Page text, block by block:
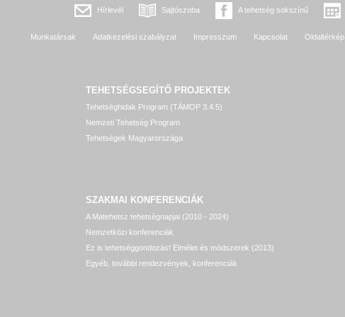
Hírlevél Sajtószoba A tehetség sokszínű
Munkatársak Adatkezelési szabályzat Impresszum Kapcsolat Oldaltérkép
TEHETSÉGSEGÍTŐ PROJEKTEK
Tehetséghidak Program (TÁMOP 3.4.5)
Nemzeti Tehetség Program
Tehetségek Magyarországa
SZAKMAI KONFERENCIÁK
A Matehetsz tehetségnapjai (2010 - 2024)
Nemzetközi konferenciák
Ez is tehetséggondozás! Elmélet és módszerek (2013)
Egyéb, további rendezvények, konferenciák